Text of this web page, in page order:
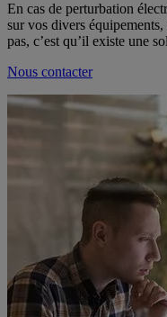
En cas de perturbation
sur vos divers
pas, c’est qu’il existe une
Nous contacter